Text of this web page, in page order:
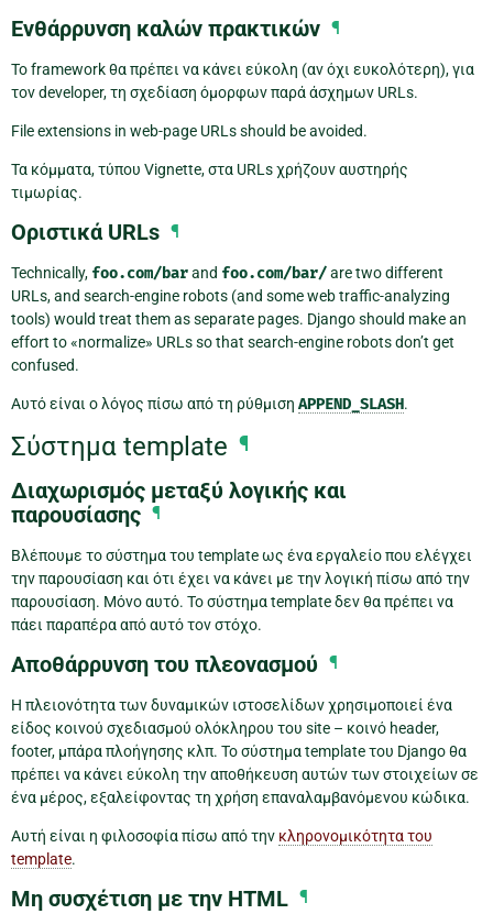
Ενθάρρυνση καλών πρακτικών ¶
Το framework θα πρέπει να κάνει εύκολη (αν όχι ευκολότερη), για
τον developer, τη σχεδίαση όμορφων παρά άσχημων URLs.
File extensions in web-page URLs should be avoided.
Τα κόμματα, τύπου Vignette, στα URLs χρήζουν αυστηρής
τιμωρίας.
Οριστικά URLs ¶
Technically, foo.com/barand foo.com/bar/are two different
URLs, and search-engine robots (and some web traffic-analyzing
tools) would treat them as separate pages. Django should make an
effort to «normalize» URLs so that search-engine robots don’t get
confused.
Αυτό είναι ο λόγος πίσω από τη ρύθμιση APPEND_SLASH.
Σύστημα template ¶
Διαχωρισμός μεταξύ λογικής και
παρουσίασης ¶
Βλέπουμε το σύστημα του template ως ένα εργαλείο που ελέγχει
την παρουσίαση και ότι έχει να κάνει με την λογική πίσω από την
παρουσίαση. Μόνο αυτό. Το σύστημα template δεν θα πρέπει να
πάει παραπέρα από αυτό τον στόχο.
Αποθάρρυνση του πλεονασμού ¶
Η πλειονότητα των δυναμικών ιστοσελίδων χρησιμοποιεί ένα
είδος κοινού σχεδιασμού ολόκληρου του site – κοινό header,
footer, μπάρα πλοήγησης κλπ. Το σύστημα template του Django θα
πρέπει να κάνει εύκολη την αποθήκευση αυτών των στοιχείων σε
ένα μέρος, εξαλείφοντας τη χρήση επαναλαμβανόμενου κώδικα.
Αυτή είναι η φιλοσοφία πίσω από την κληρονομικότητα του
template.
Μη συσχέτιση με την HTML ¶